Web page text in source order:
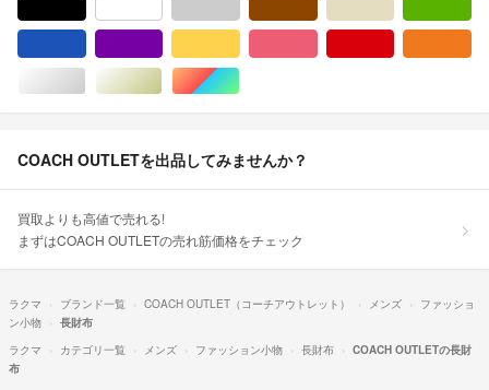
シルバー/銀色系ゴールド/金色系マルチカラー
COACH OUTLETを出品してみませんか？
買取よりも高値で売れる!
まずはCOACH OUTLETの売れ筋価格をチェック
ラクマ ブランド一覧 COACH OUTLET（コーチアウトレット） メンズ
ファッショ
ン小物
長財布
ラクマ
カテゴリ一覧 メンズ ファッション小物 長財布
COACH OUTLETの長財
布